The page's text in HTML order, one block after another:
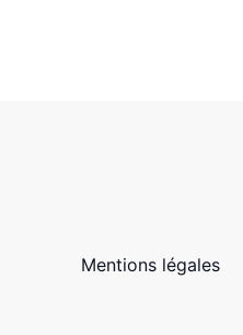
Mentions légales